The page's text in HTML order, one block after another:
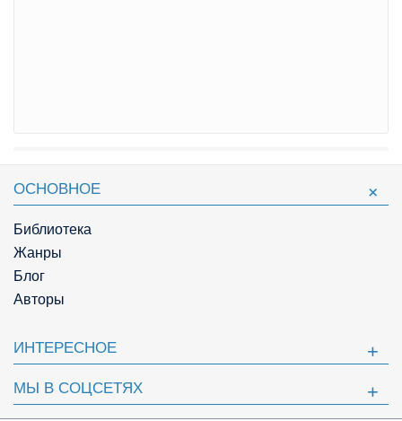
ОСНОВНОЕ
Библиотека
Жанры
Блог
Авторы
ИНТЕРЕСНОЕ
МЫ В СОЦСЕТЯХ